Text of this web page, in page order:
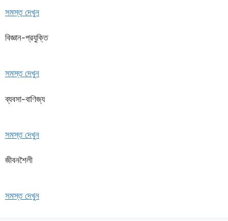
সমস্ত দেখুন
বিজ্ঞান-প্রযুক্তি
সমস্ত দেখুন
ব্যবসা-বাণিজ্য
সমস্ত দেখুন
জীবনশৈলী
সমস্ত দেখুন